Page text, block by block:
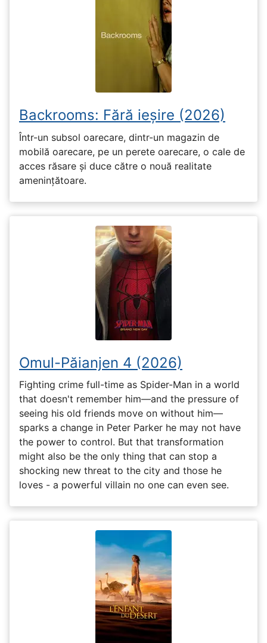
Backrooms: Fără ieșire (2026)
Într-un subsol oarecare, dintr-un magazin de
mobilă oarecare, pe un perete oarecare, o cale de
acces răsare și duce către o nouă realitate
amenințătoare.
Omul-Păianjen 4 (2026)
Fighting crime full-time as Spider-Man in a world
that doesn't remember him—and the pressure of
seeing his old friends move on without him—
sparks a change in Peter Parker he may not have
the power to control. But that transformation
might also be the only thing that can stop a
shocking new threat to the city and those he
loves - a powerful villain no one can even see.